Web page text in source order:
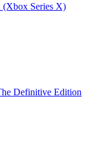
(Xbox Series X)
Definitive Edition